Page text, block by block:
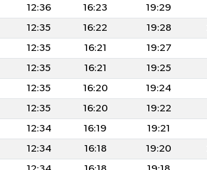
12:36 16:23 19:29
12:35 16:22 19:28
12:35 16:21 19:27
12:35 16:21 19:25
12:35 16:20 19:24
12:35 16:20 19:22
12:34 16:19 19:21
12:34 16:18 19:20